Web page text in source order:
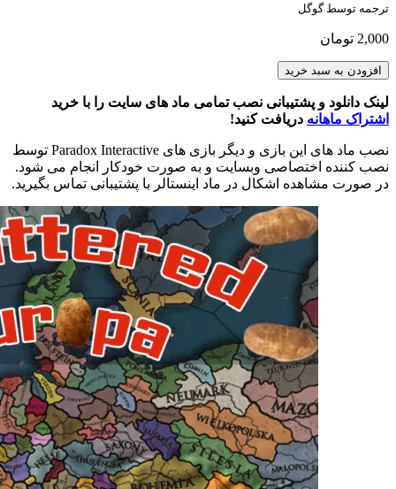
ترجمه توسط گوگل
2,000 تومان
Shattered
Europa
عدد
افزودن به سبد خرید
لینک دانلود و پشتیبانی نصب تمامی ماد های سایت را با خرید
اشتراک ماهانه دریافت کنید!
نصب ماد های این بازی و دیگر بازی های Paradox Interactive توسط
نصب کننده اختصاصی وبسایت و به صورت خودکار انجام می شود.
در صورت مشاهده اشکال در ماد اینستالر با پشتیبانی تماس بگیرید.